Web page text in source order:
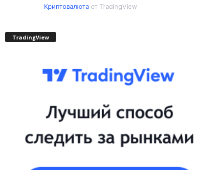
Криптовалютаот TradingView
TradingView